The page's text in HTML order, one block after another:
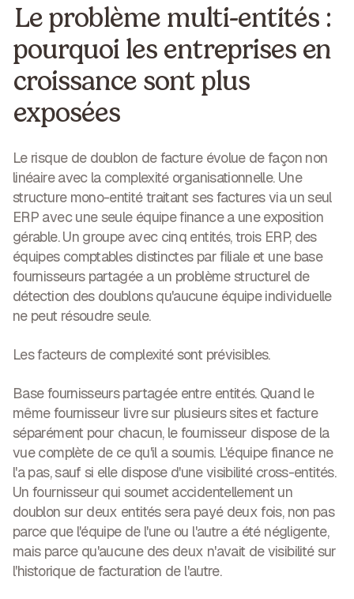
Le problème multi-entités :
pourquoi les entreprises en
croissance sont plus
exposées
Le risque de doublon de facture évolue de façon non
linéaire avec la complexité organisationnelle. Une
structure mono-entité traitant ses factures via un seul
ERP avec une seule équipe finance a une exposition
gérable. Un groupe avec cinq entités, trois ERP, des
équipes comptables distinctes par filiale et une base
fournisseurs partagée a un problème structurel de
détection des doublons qu'aucune équipe individuelle
ne peut résoudre seule.
Les facteurs de complexité sont prévisibles.
Base fournisseurs partagée entre entités.Quand le
même fournisseur livre sur plusieurs sites et facture
séparément pour chacun, le fournisseur dispose de la
vue complète de ce qu'il a soumis. L'équipe finance ne
l'a pas, sauf si elle dispose d'une visibilité cross-entités.
Un fournisseur qui soumet accidentellement un
doublon sur deux entités sera payé deux fois, non pas
parce que l'équipe de l'une ou l'autre a été négligente,
mais parce qu'aucune des deux n'avait de visibilité sur
l'historique de facturation de l'autre.